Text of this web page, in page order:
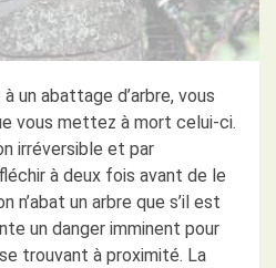
un abattage d’arbre, vous
vous mettez à mort celui-ci.
irréversible et par
à deux fois avant de le
n’abat un arbre que s’il est
un danger imminent pour
trouvant à proximité. La